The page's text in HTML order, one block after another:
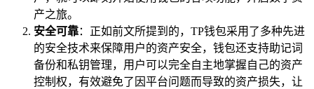
产之旅。
安全可靠：正如前文所提到的，TP钱包采用了多种先进
的安全技术来保障用户的资产安全，钱包还支持助记词
备份和私钥管理，用户可以完全自主地掌握自己的资产
控制权，有效避免了因平台问题而导致的资产损失，让